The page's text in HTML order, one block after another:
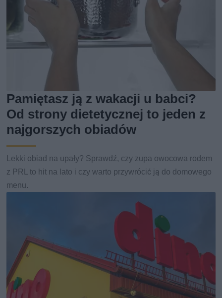
Pamiętasz ją z wakacji u babci?
Od strony dietetycznej to jeden z
najgorszych obiadów
Lekki obiad na upały? Sprawdź, czy zupa owocowa rodem
z PRL to hit na lato i czy warto przywrócić ją do domowego
menu.